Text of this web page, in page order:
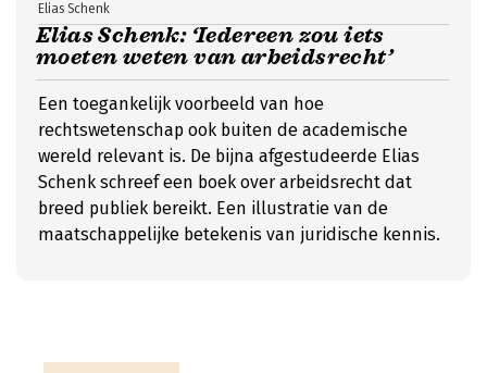
Elias Schenk: ‘Iedereen zou iets
moeten weten van arbeidsrecht’
Elias Schenk
Een toegankelijk voorbeeld van hoe
rechtswetenschap ook buiten de academische
wereld relevant is. De bijna afgestudeerde Elias
Schenk schreef een boek over arbeidsrecht dat
breed publiek bereikt. Een illustratie van de
maatschappelijke betekenis van juridische kennis.